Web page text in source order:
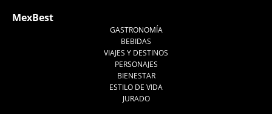
MexBest
GASTRONOMÍA
BEBIDAS
VIAJES Y DESTINOS
PERSONAJES
BIENESTAR
ESTILO DE VIDA
JURADO